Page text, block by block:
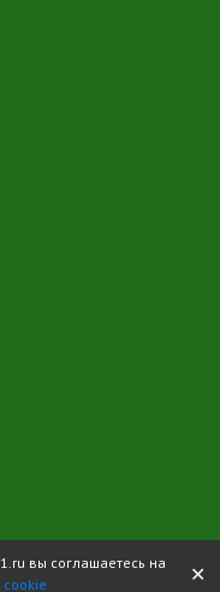
✕
вы соглашаетесь на
cookie